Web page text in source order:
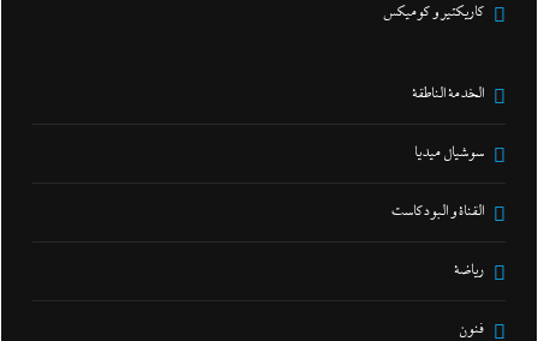
كاريكتير و كوميكس
الخدمة الناطقة
سوشيال ميديا
القناة و البودكاست
رياضة
فنون